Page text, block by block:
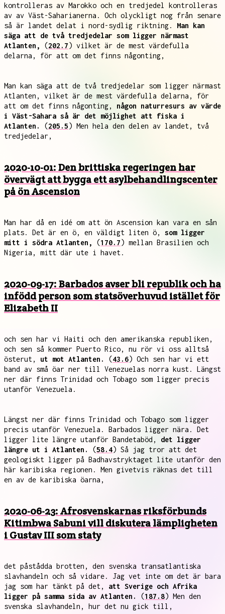
kontrolleras av Marokko och en tredjedel kontrolleras
av av Väst-Saharianerna. Och olyckligt nog från senare
så är landet delat i nord-sydlig riktning. Man kan
säga att de två tredjedelar som ligger närmast
Atlanten,
(202.7) vilket är de mest värdefulla
delarna, för att om det finns någonting,
Man kan säga att de två tredjedelar som ligger närmast
Atlanten, vilket är de mest värdefulla delarna, för
att om det finns någonting, någon naturresurs av värde
i Väst-Sahara så är det möjlighet att fiska i
Atlanten.
(205.5) Men hela den delen av landet, två
tredjedelar,
2020-10-01: Den brittiska regeringen har
övervägt att bygga ett asylbehandlingscenter
på ön Ascension
Man har då en idé om att ön Ascension kan vara en sån
plats. Det är en ö, en väldigt liten ö, som ligger
mitt i södra Atlanten,
(170.7) mellan Brasilien och
Nigeria, mitt där ute i havet.
2020-09-17: Barbados avser bli republik och ha
infödd person som statsöverhuvud istället för
Elizabeth II
och sen har vi Haiti och den amerikanska republiken,
och sen så kommer Puerto Rico, nu rör vi oss alltså
österut, ut mot Atlanten. (43.6) Och sen har vi ett
band av små öar ner till Venezuelas norra kust. Längst
ner där finns Trinidad och Tobago som ligger precis
utanför Venezuela.
Längst ner där finns Trinidad och Tobago som ligger
precis utanför Venezuela. Barbados ligger nära. Det
ligger lite längre utanför Bandetaböd, det ligger
längre ut i Atlanten.
(58.4) Så jag tror att det
geologiskt ligger på Badhavstryktaget lite utanför den
här karibiska regionen. Men givetvis räknas det till
en av de karibiska öarna,
2020-06-23: Afrosvenskarnas riksförbunds
Kitimbwa Sabuni vill diskutera lämpligheten
i Gustav III som staty
det påstådda brotten, den svenska transatlantiska
slavhandeln och så vidare. Jag vet inte om det är bara
jag som har tänkt på det, att Sverige och Afrika
ligger på samma sida av Atlanten.
(187.8) Men den
svenska slavhandeln, hur det nu gick till,